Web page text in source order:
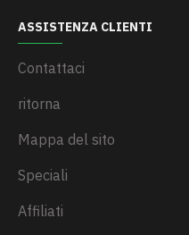
ASSISTENZA CLIENTI
Contattaci
ritorna
Mappa del sito
Speciali
Affiliati